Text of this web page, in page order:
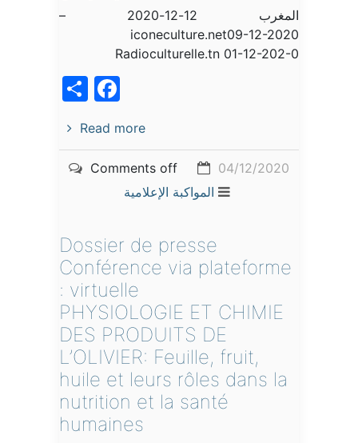
المغرب 12-12-2020 –
iconeculture.net09-12-2020
Radioculturelle.tn 01-12-202-0
Read more
04/12/2020
Comments off
المواكبة الإعلامية
Dossier de presse
Conférence via plateforme
virtuelle :
PHYSIOLOGIE ET CHIMIE
DES PRODUITS DE
L’OLIVIER: Feuille, fruit,
huile et leurs rôles dans la
nutrition et la santé
humaines